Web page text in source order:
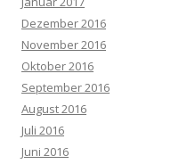
Dezember 2016
November 2016
Oktober 2016
September 2016
August 2016
Juli 2016
Juni 2016